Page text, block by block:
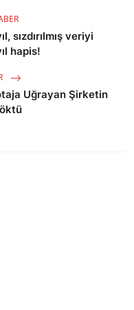
sızdırılmış veriyi
hapis!
Uğrayan Şirketin